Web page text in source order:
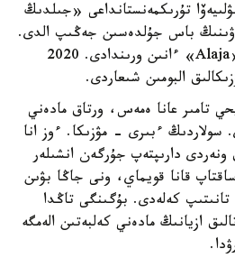
تۇرىكمەنستانداعى «جىلدىڭ
باس جۇلدەسىن جەڭىپ الدى.
بايقاۋدا ول ءوزى جازعان «Alaja» ءانىن ورىندادى. 2020
البومىن شىعاردى.
تامىر عانا ەمەس، ورتاق مادەني
سولاردىڭ ءبىرى - مۋزىكا. ءوز انا
ونەردى دارىپتەپ جۇرگەن انشىلەر
قانا قويماي، ونى جاڭا بۋىن
تانىتىپ كەلەدى. بۇگىنگى تاڭدا
ازيانىڭ مادەني كەلبەتىن الەمگە